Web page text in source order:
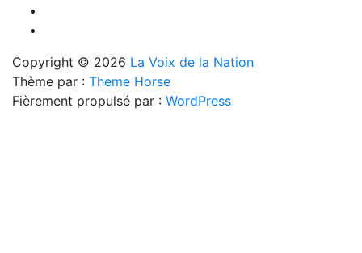
Copyright © 2026 La Voix de la Nation
Thème par : Theme Horse
Fièrement propulsé par : WordPress